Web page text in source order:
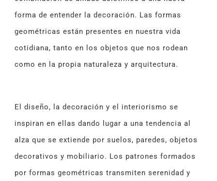
forma de entender la decoración. Las formas
geométricas están presentes en nuestra vida
cotidiana, tanto en los objetos que nos rodean
como en la propia naturaleza y arquitectura.
El diseño, la decoración y el interiorismo se
inspiran en ellas dando lugar a una tendencia al
alza que se extiende por suelos, paredes, objetos
decorativos y mobiliario. Los patrones formados
por formas geométricas transmiten serenidad y